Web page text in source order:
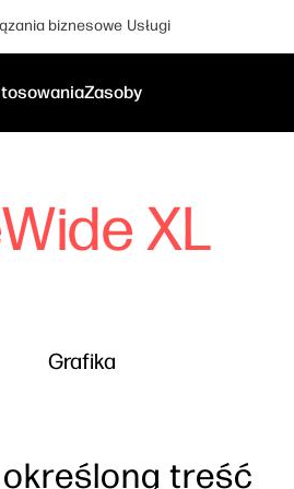
biznesowe Usługi
Zasoby
XL
Grafika
treść